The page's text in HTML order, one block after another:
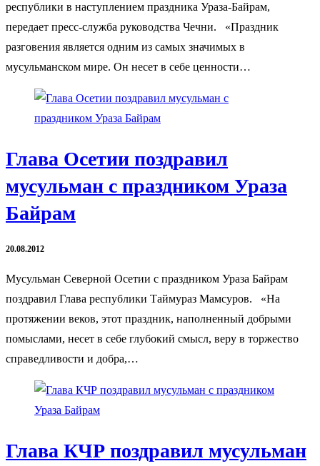
республики в наступлением праздника Ураза-Байрам,
передает пресс-служба руководства Чечни. «Праздник
разговения является одним из самых значимых в
мусульманском мире. Он несет в себе ценности…
Глава Осетии поздравил
мусульман с праздником Ураза
Байрам
20.08.2012
Мусульман Северной Осетии с праздником Ураза Байрам
поздравил Глава республики Таймураз Мамсуров. «На
протяжении веков, этот праздник, наполненный добрыми
помыслами, несет в себе глубокий смысл, веру в торжество
справедливости и добра,…
Глава КЧР поздравил мусульман